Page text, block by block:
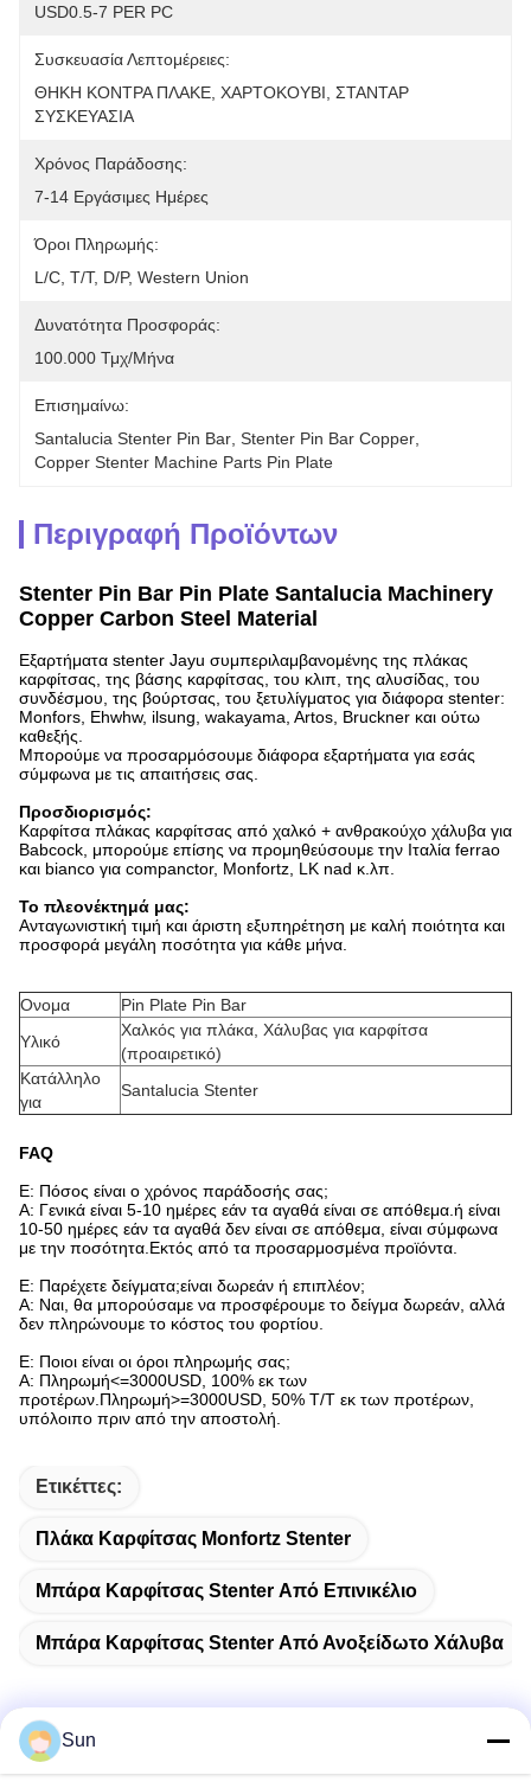
USD0.5-7 PER PC
Συσκευασία Λεπτομέρειες:
ΘΗΚΗ ΚΟΝΤΡΑ ΠΛΑΚΕ, ΧΑΡΤΟΚΟΥΒΙ, ΣΤΑΝΤΑΡ
ΣΥΣΚΕΥΑΣΙΑ
Χρόνος Παράδοσης:
7-14 Εργάσιμες Ημέρες
Όροι Πληρωμής:
L/C, T/T, D/P, Western Union
Δυνατότητα Προσφοράς:
100.000 Τμχ/μήνα
Επισημαίνω:
Santalucia Stenter Pin Bar Stenter Pin Bar Copper
Copper Stenter Machine Parts Pin Plate
Περιγραφή Προϊόντων
Stenter Pin Bar Pin Plate Santalucia Machinery
Copper Carbon Steel Material
Εξαρτήματα stenter Jayu συμπεριλαμβανομένης της πλάκας
καρφίτσας, της βάσης καρφίτσας, του κλιπ, της αλυσίδας, του
συνδέσμου, της βούρτσας, του ξετυλίγματος για διάφορα stenter:
Monfors, Ehwhw, ilsung, wakayama, Artos, Bruckner και ούτω
καθεξής.
Μπορούμε να προσαρμόσουμε διάφορα εξαρτήματα για εσάς
σύμφωνα με τις απαιτήσεις σας.
Προσδιορισμός:
Καρφίτσα πλάκας καρφίτσας από χαλκό + ανθρακούχο χάλυβα για
Babcock, μπορούμε επίσης να προμηθεύσουμε την Ιταλία ferrao
και bianco για companctor, Monfortz, LK nad κ.λπ.
Το πλεονέκτημά μας:
Ανταγωνιστική τιμή και άριστη εξυπηρέτηση με καλή ποιότητα και
προσφορά μεγάλη ποσότητα για κάθε μήνα.
Ονομα
Pin Plate Pin Bar
Υλικό
Χαλκός για πλάκα, Χάλυβας για καρφίτσα
(προαιρετικό)
Κατάλληλο
για
Santalucia Stenter
FAQ
Ε: Πόσος είναι ο χρόνος παράδοσής σας;
Α: Γενικά είναι 5-10 ημέρες εάν τα αγαθά είναι σε απόθεμα.ή είναι
10-50 ημέρες εάν τα αγαθά δεν είναι σε απόθεμα, είναι σύμφωνα
με την ποσότητα.Εκτός από τα προσαρμοσμένα προϊόντα.
Ε: Παρέχετε δείγματα;είναι δωρεάν ή επιπλέον;
Α: Ναι, θα μπορούσαμε να προσφέρουμε το δείγμα δωρεάν, αλλά
δεν πληρώνουμε το κόστος του φορτίου.
Ε: Ποιοι είναι οι όροι πληρωμής σας;
Α: Πληρωμή<=3000USD, 100% εκ των
προτέρων.Πληρωμή>=3000USD, 50% T/T εκ των προτέρων,
υπόλοιπο πριν από την αποστολή.
Ετικέττες:
Πλάκα Καρφίτσας Monfortz Stenter
Μπάρα Καρφίτσας Stenter Από Επινικέλιο
Μπάρα Καρφίτσας Stenter Από Ανοξείδωτο Χάλυβα
Sun